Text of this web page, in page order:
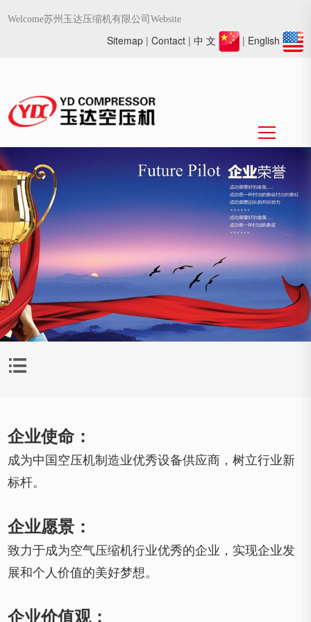
Welcome苏州玉达压缩机有限公司Website
Sitemap| Contact | 中 文 | English

企业使命：
成为中国空压机制造业优秀设备供应商，树立行业新
标杆。
企业愿景：
致力于成为空气压缩机行业优秀的企业，实现企业发
展和个人价值的美好梦想。
企业价值观：